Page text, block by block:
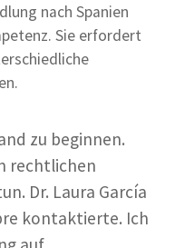
nach Spanien
Sie erfordert
zu beginnen.
rechtlichen
Dr. Laura García
kontaktierte. Ich